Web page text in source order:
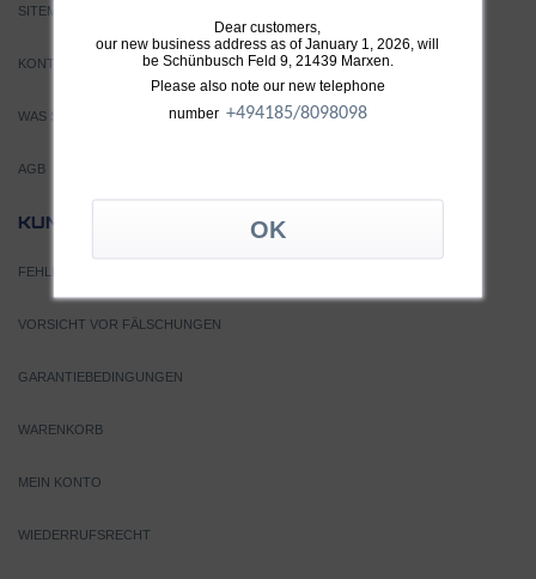
Dear customers,
our new business address as of January 1, 2026, will
be Schünbusch Feld 9, 21439 Marxen.
Please also note our new telephone
number +494185/8098098
SITEMAP
KONTAKT
WAS SIND TURBOLADER?
AGB
KUNDEN
FEHLERSUCHE
VORSICHT VOR FÄLSCHUNGEN
GARANTIEBEDINGUNGEN
WARENKORB
MEIN KONTO
WIEDERRUFSRECHT